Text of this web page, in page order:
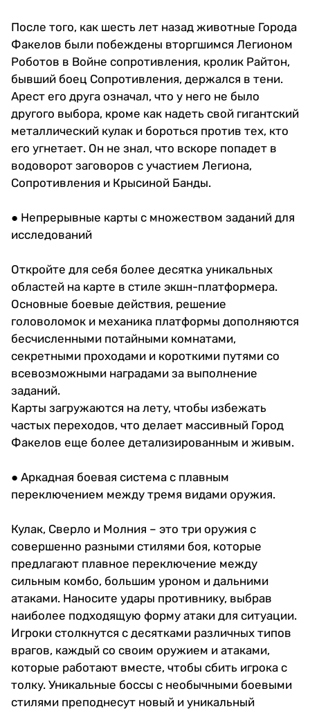
После того, как шесть лет назад животные Города
Факелов были побеждены вторгшимся Легионом
Роботов в Войне сопротивления, кролик Райтон,
бывший боец Сопротивления, держался в тени.
Арест его друга означал, что у него не было
другого выбора, кроме как надеть свой гигантский
металлический кулак и бороться против тех, кто
его угнетает. Он не знал, что вскоре попадет в
водоворот заговоров с участием Легиона,
Сопротивления и Крысиной Банды.
● Непрерывные карты с множеством заданий для
исследований
Откройте для себя более десятка уникальных
областей на карте в стиле экшн-платформера.
Основные боевые действия, решение
головоломок и механика платформы дополняются
бесчисленными потайными комнатами,
секретными проходами и короткими путями со
всевозможными наградами за выполнение
заданий.
Карты загружаются на лету, чтобы избежать
частых переходов, что делает массивный Город
Факелов еще более детализированным и живым.
● Аркадная боевая система с плавным
переключением между тремя видами оружия.
Кулак, Сверло и Молния – это три оружия с
совершенно разными стилями боя, которые
предлагают плавное переключение между
сильным комбо, большим уроном и дальними
атаками. Наносите удары противнику, выбрав
наиболее подходящую форму атаки для ситуации.
Игроки столкнутся с десятками различных типов
врагов, каждый со своим оружием и атаками,
которые работают вместе, чтобы сбить игрока с
толку. Уникальные боссы с необычными боевыми
стилями преподнесут новый и уникальный